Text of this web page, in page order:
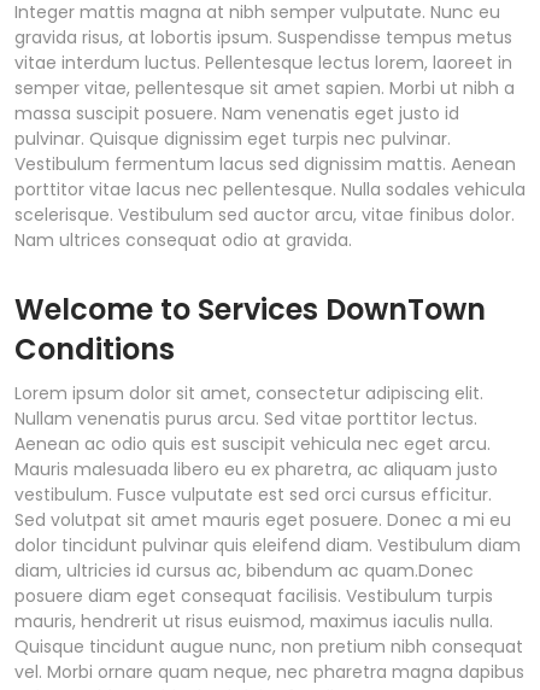
Integer mattis magna at nibh semper vulputate. Nunc eu
gravida risus, at lobortis ipsum. Suspendisse tempus metus
vitae interdum luctus. Pellentesque lectus lorem, laoreet in
semper vitae, pellentesque sit amet sapien. Morbi ut nibh a
massa suscipit posuere. Nam venenatis eget justo id
pulvinar. Quisque dignissim eget turpis nec pulvinar.
Vestibulum fermentum lacus sed dignissim mattis. Aenean
porttitor vitae lacus nec pellentesque. Nulla sodales vehicula
scelerisque. Vestibulum sed auctor arcu, vitae finibus dolor.
Nam ultrices consequat odio at gravida.
Welcome to Services DownTown
Conditions
Lorem ipsum dolor sit amet, consectetur adipiscing elit.
Nullam venenatis purus arcu. Sed vitae porttitor lectus.
Aenean ac odio quis est suscipit vehicula nec eget arcu.
Mauris malesuada libero eu ex pharetra, ac aliquam justo
vestibulum. Fusce vulputate est sed orci cursus efficitur.
Sed volutpat sit amet mauris eget posuere. Donec a mi eu
dolor tincidunt pulvinar quis eleifend diam. Vestibulum diam
diam, ultricies id cursus ac, bibendum ac quam.Donec
posuere diam eget consequat facilisis. Vestibulum turpis
mauris, hendrerit ut risus euismod, maximus iaculis nulla.
Quisque tincidunt augue nunc, non pretium nibh consequat
vel. Morbi ornare quam neque, nec pharetra magna dapibus